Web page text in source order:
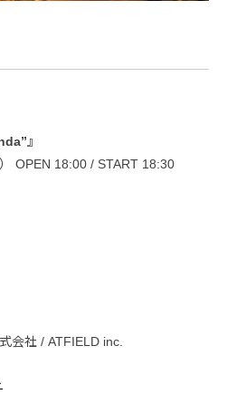
』
OPEN 18:00 / START 18:30
会社 / ATFIELD inc.